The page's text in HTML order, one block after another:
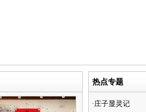
热点专题
·庄子显灵记